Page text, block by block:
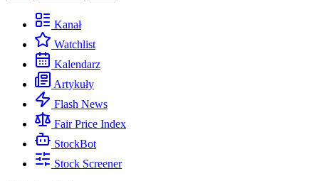
Kanał
Watchlist
Kalendarz
Artykuły
Flash News
Fair Price Index
StockBot
Stock Screener